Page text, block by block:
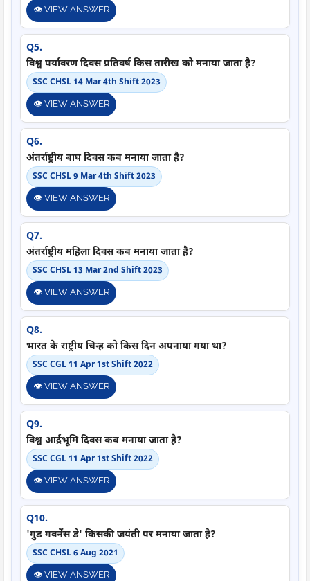
👁️ VIEW ANSWER
Q5.
विश्व पर्यावरण दिवस प्रतिवर्ष किस तारीख को मनाया जाता है?
SSC CHSL 14 Mar 4th Shift 2023
👁️ VIEW ANSWER
Q6.
अंतर्राष्ट्रीय बाघ दिवस कब मनाया जाता है?
SSC CHSL 9 Mar 4th Shift 2023
👁️ VIEW ANSWER
Q7.
अंतर्राष्ट्रीय महिला दिवस कब मनाया जाता है?
SSC CHSL 13 Mar 2nd Shift 2023
👁️ VIEW ANSWER
Q8.
भारत के राष्ट्रीय चिन्ह को किस दिन अपनाया गया था?
SSC CGL 11 Apr 1st Shift 2022
👁️ VIEW ANSWER
Q9.
विश्व आर्द्रभूमि दिवस कब मनाया जाता है?
SSC CGL 11 Apr 1st Shift 2022
👁️ VIEW ANSWER
Q10.
'गुड गवर्नेंस डे' किसकी जयंती पर मनाया जाता है?
SSC CHSL 6 Aug 2021
👁️ VIEW ANSWER